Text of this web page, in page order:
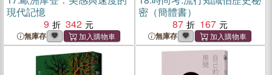
現代記憶
9
342
無庫存
密（簡體書）
87
167
無庫存